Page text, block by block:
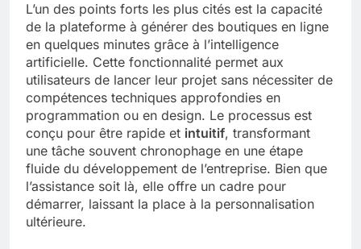
L’un des points forts les plus cités est la capacité
de la plateforme à générer des boutiques en ligne
en quelques minutes grâce à l’intelligence
artificielle. Cette fonctionnalité permet aux
utilisateurs de lancer leur projet sans nécessiter de
compétences techniques approfondies en
programmation ou en design. Le processus est
conçu pour être rapide et intuitif, transformant
une tâche souvent chronophage en une étape
fluide du développement de l’entreprise. Bien que
l’assistance soit là, elle offre un cadre pour
démarrer, laissant la place à la personnalisation
ultérieure.